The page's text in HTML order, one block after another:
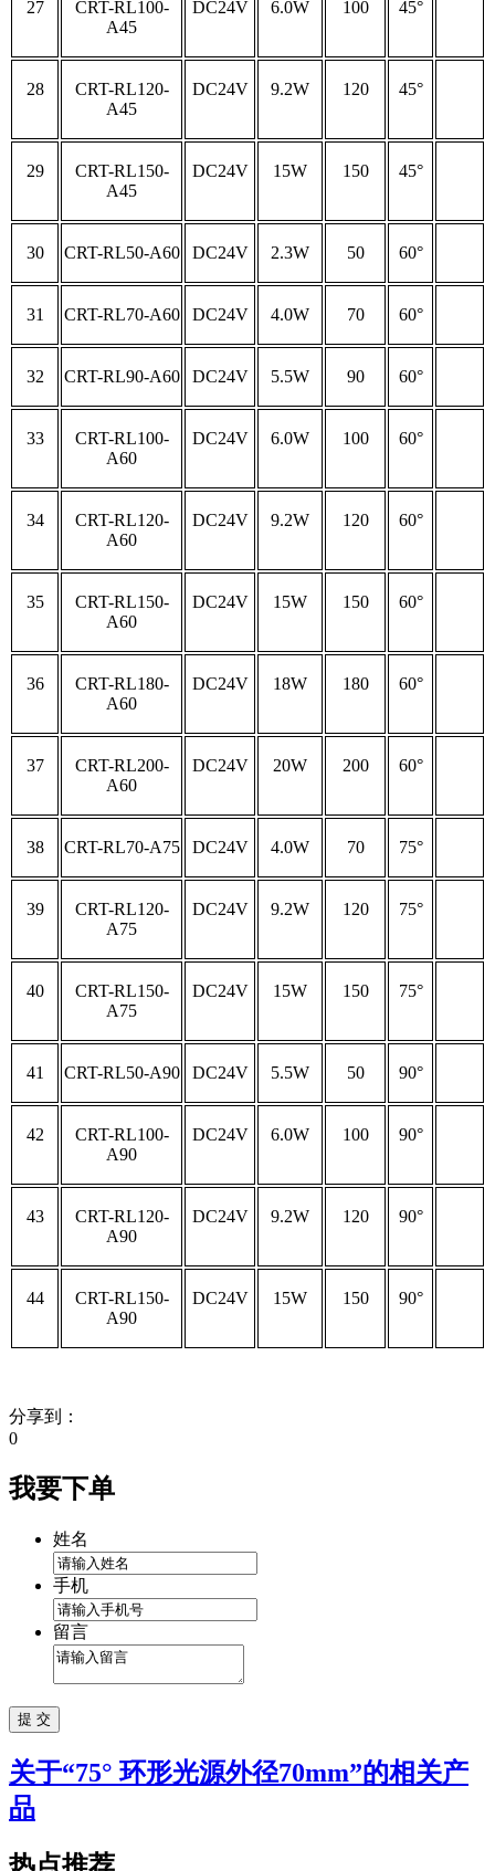
27
CRT-RL100-
A45
DC24V 6.0W 100 45°
28
CRT-RL120-
A45
DC24V 9.2W 120 45°
29
CRT-RL150-
A45
DC24V 15W 150 45°
30 CRT-RL50-A60 DC24V 2.3W 50 60°
31 CRT-RL70-A60 DC24V 4.0W 70 60°
32 CRT-RL90-A60 DC24V 5.5W 90 60°
33
CRT-RL100-
A60
DC24V 6.0W 100 60°
34
CRT-RL120-
A60
DC24V 9.2W 120 60°
35
CRT-RL150-
A60
DC24V 15W 150 60°
36
CRT-RL180-
A60
DC24V 18W 180 60°
37
CRT-RL200-
A60
DC24V 20W 200 60°
38 CRT-RL70-A75 DC24V 4.0W 70 75°
39
CRT-RL120-
A75
DC24V 9.2W 120 75°
40
CRT-RL150-
A75
DC24V 15W 150 75°
41 CRT-RL50-A90 DC24V 5.5W 50 90°
42
CRT-RL100-
A90
DC24V 6.0W 100 90°
43
CRT-RL120-
A90
DC24V 9.2W 120 90°
44
CRT-RL150-
A90
DC24V 15W 150 90°
分享到：
0
我要下单
姓名
手机
留言
关于“75° 环形光源外径70mm”的相关产
品